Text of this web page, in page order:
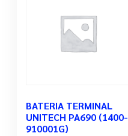
BATERIA TERMINAL
UNITECH PA690 (1400-
910001G)